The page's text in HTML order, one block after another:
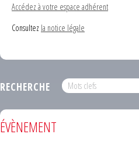
Accédez à votre espace adhérent
Consultez la notice légale
RECHERCHE
ÉVÈNEMENT